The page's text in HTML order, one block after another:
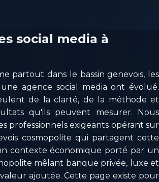
social media à
partout dans le bassin genevois, les
agence social media ont évolué.
de la clarté, de la méthode et
qu'ils peuvent mesurer. Nous
professionnels exigeants opérant sur
cosmopolite qui partagent cette
contexte économique porté par un
mêlant banque privée, luxe et
ajoutée. Cette page existe pour